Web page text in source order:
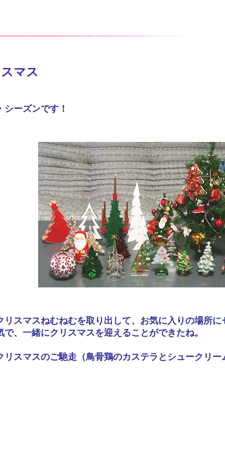
マス
ーズンです！
スマスねむねむを取り出して、お気に入りの場所
、一緒にクリスマスを迎えることができたね。
スマスのご馳走（鳥骨鶏のカステラとシュークリ